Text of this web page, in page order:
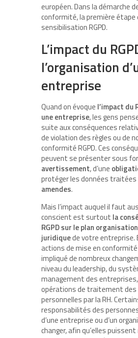
européen. Dans la démarche
conformité, la première
sensibilisation RGPD.
L’impact du
l’organisation
entreprise
Quand on évoque l’impact du
une entreprise, les gens
suite aux conséquences
de violation des règles ou de
conformité RGPD. Ces
peuvent se présenter sous
avertissement, d’une
protéger les données traitées
amendes.
Mais l’impact auquel il faut
conscient est surtout la
RGPD sur le plan
juridiquede votre entreprise.
actions de mise en conformité
impliqué de nombreux
niveau du leadership, du
management des
opérations de traitement des
personnelles par la RH.
responsabilités des
d’une entreprise ou d’un
changer, afin qu’elles puissent